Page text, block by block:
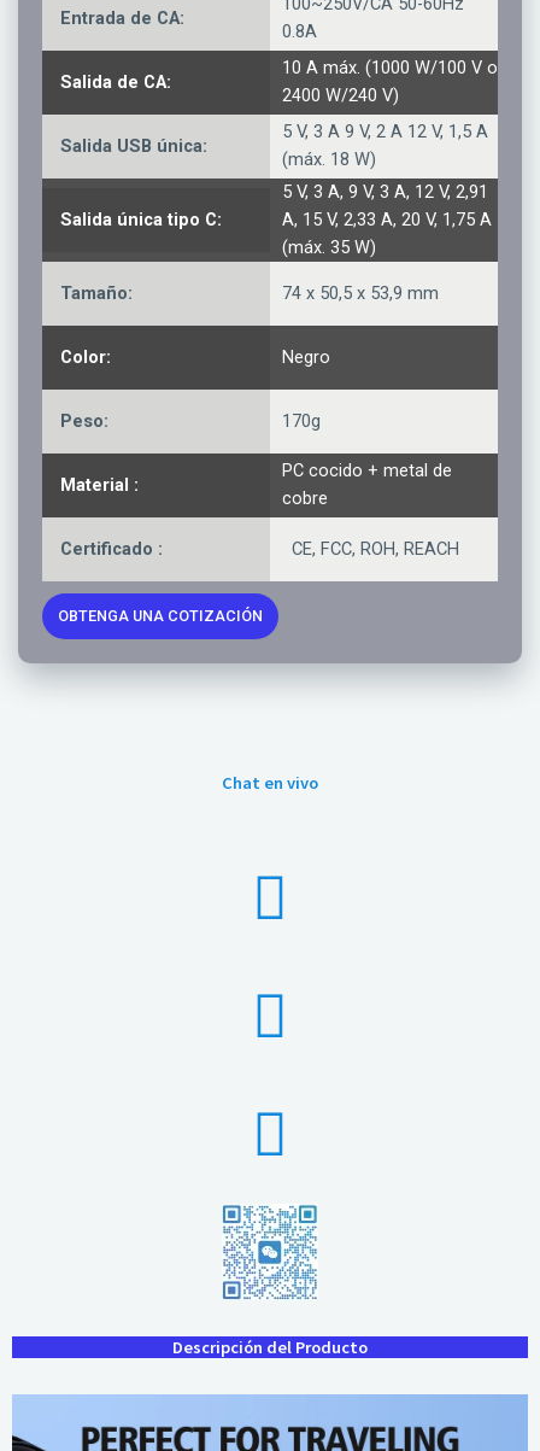
Entrada de CA:
0.8A
Salida de CA:
10 A máx. (1000 W/100 V o
2400 W/240 V)
Salida USB única:
5 V, 3 A 9 V, 2 A 12 V, 1,5 A
(máx. 18 W)
Salida única tipo C:
5 V, 3 A, 9 V, 3 A, 12 V, 2,91
A, 15 V, 2,33 A, 20 V, 1,75 A
(máx. 35 W)
Tamaño: 74 x 50,5 x 53,9 mm
Color: Negro
Peso: 170g
Material :
PC cocido + metal de
cobre
Certificado : CE, FCC, ROH, REACH
OBTENGA UNA COTIZACIÓN
Chat en vivo
Descripción del Producto